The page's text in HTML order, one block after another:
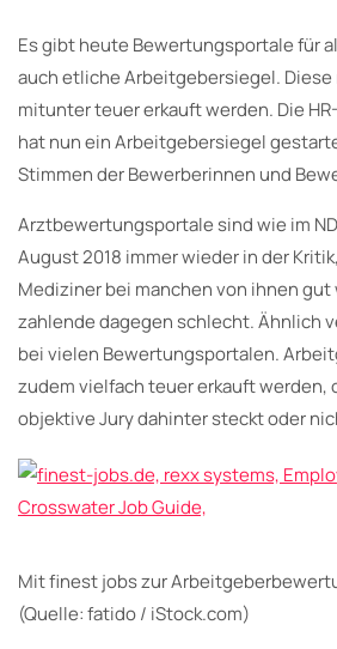
Es gibt heute Bewertungsportale für
auch etliche Arbeitgebersiegel. Diese
mitunter teuer erkauft werden. Die
hat nun ein Arbeitgebersiegel
Stimmen der Bewerberinnen und
Arztbewertungsportale sind wie im
August 2018 immer wieder in der
Mediziner bei manchen von ihnen
zahlende dagegen schlecht. Ähnlich
bei vielen Bewertungsportalen.
zudem vielfach teuer erkauft werden,
objektive Jury dahinter steckt oder
Mit finest jobs zur
(Quelle: fatido / iStock.com)